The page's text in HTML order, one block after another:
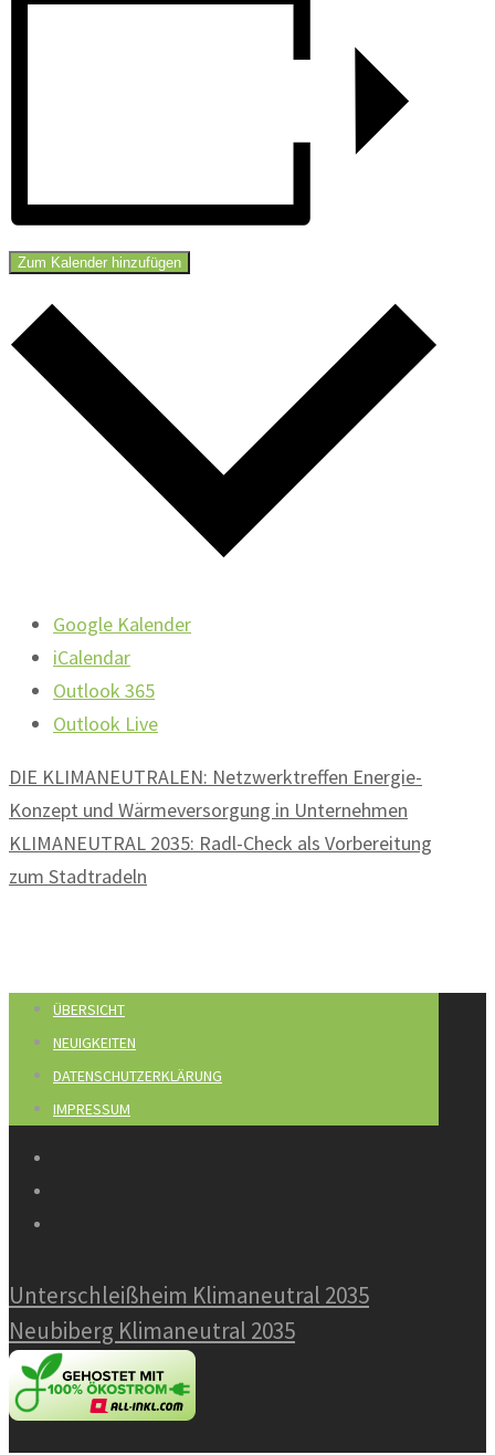
Zum Kalender hinzufügen
Google Kalender
iCalendar
Outlook 365
Outlook Live
DIE KLIMANEUTRALEN: Netzwerktreffen Energie-
Konzept und Wärmeversorgung in Unternehmen
KLIMANEUTRAL 2035: Radl-Check als Vorbereitung
zum Stadtradeln
ÜBERSICHT
NEUIGKEITEN
DATENSCHUTZERKLÄRUNG
IMPRESSUM
Unterschleißheim Klimaneutral 2035
Neubiberg Klimaneutral 2035